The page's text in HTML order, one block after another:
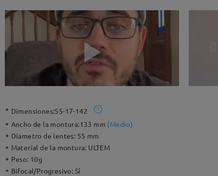
Dimensiones:55-17-142
Ancho de la montura:133 mm (Medio)
Diametro de lentes: 55 mm
Material de la montura: ULTEM
Peso: 10g
Bifocal/Progresivo: Sí